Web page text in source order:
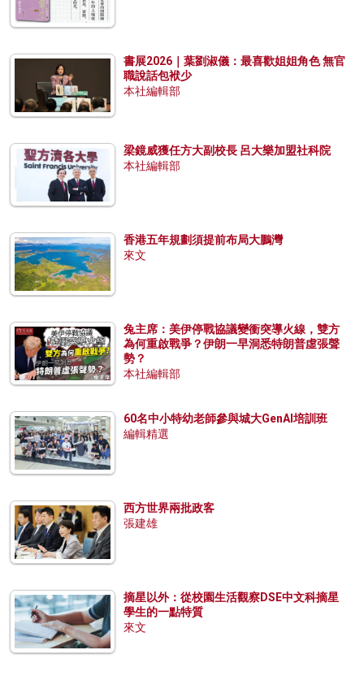
書展2026｜葉劉淑儀：最喜歡姐姐角色 無官
職說話包袱少
本社編輯部
梁鏡威獲任方大副校長 呂大樂加盟社科院
本社編輯部
香港五年規劃須提前布局大鵬灣
來文
兔主席：美伊停戰協議變衝突導火線，雙方
為何重啟戰爭？伊朗一早洞悉特朗普虛張聲
勢？
本社編輯部
60名中小特幼老師參與城大GenAI培訓班
編輯精選
西方世界兩批政客
張建雄
摘星以外：從校園生活觀察DSE中文科摘星
學生的一點特質
來文